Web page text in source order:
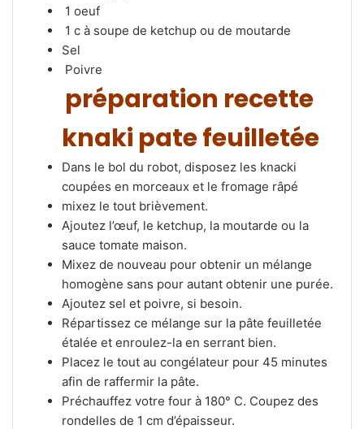
1 oeuf
1 c à soupe de ketchup ou de moutarde
Sel
Poivre
préparation recette
knaki patefeuilletée
Dans le bol du robot, disposez les knacki
coupées en morceaux et le fromage râpé
mixez le tout brièvement.
Ajoutez l’œuf, le ketchup, la moutarde ou la
sauce tomate maison.
Mixez de nouveau pour obtenir un mélange
homogène sans pour autant obtenir une purée.
Ajoutez sel et poivre, si besoin.
Répartissez ce mélange sur la pâte feuilletée
étalée et enroulez-la en serrant bien.
Placez le tout au congélateur pour 45 minutes
afin de raffermir la pâte.
Préchauffez votre four à 180° C. Coupez des
rondelles de 1 cm d’épaisseur.